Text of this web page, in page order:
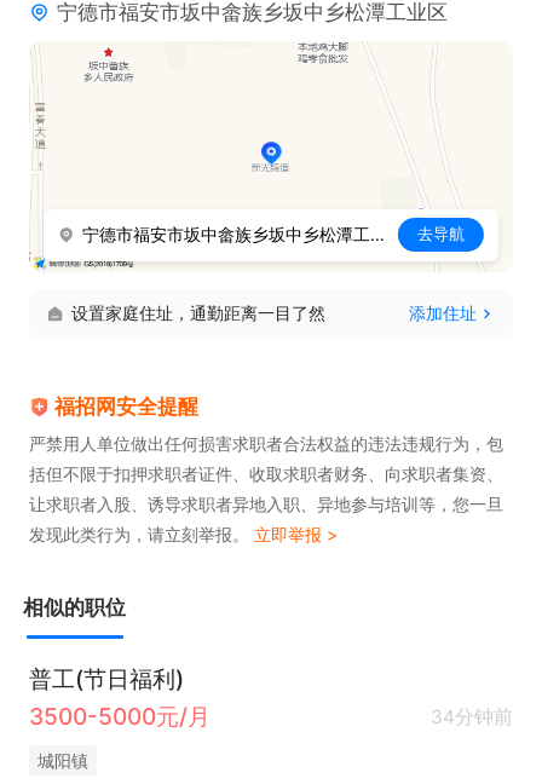
宁德市福安市坂中畲族乡坂中乡松潭工业区
宁德市福安市坂中畲族乡坂中乡松潭工业区 去导航
设置家庭住址，通勤距离一目了然 添加住址
福招网安全提醒
严禁用人单位做出任何损害求职者合法权益的违法违规行为，包
括但不限于扣押求职者证件、收取求职者财务、向求职者集资、
让求职者入股、诱导求职者异地入职、异地参与培训等，您一旦
发现此类行为，请立刻举报。 立即举报 >
相似的职位
普工(节日福利)
3500-5000元/月
34分钟前
城阳镇